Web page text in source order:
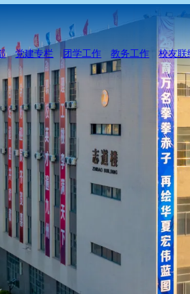
党建专栏 团学工作 教务工作 校友联